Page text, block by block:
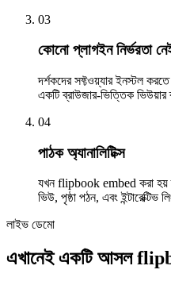
03
কোনো প্লাগইন নির্ভরতা
দর্শকদের সফ্টওয়্যার ইনস্টল
একটি ব্রাউজার-ভিত্তিক ভিউয়ার
04
পাঠক অ্যানালিটিক্স
যখন flipbook embed করা হয়
ভিউ, পৃষ্ঠা পঠন, এবং
লাইভ ডেমো
এখানেই একটি আসল